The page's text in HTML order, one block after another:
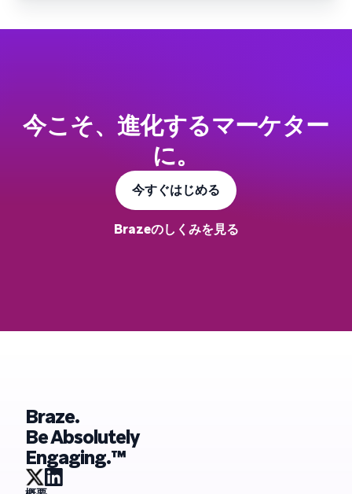
今こそ、進化するマーケター
に。
今すぐはじめる
Brazeのしくみを見る
Braze.
Be Absolutely
Engaging.™